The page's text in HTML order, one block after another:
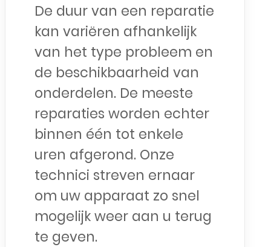
De duur van een reparatie
kan variëren afhankelijk
van het type probleem en
de beschikbaarheid van
onderdelen. De meeste
reparaties worden echter
binnen één tot enkele
uren afgerond. Onze
technici streven ernaar
om uw apparaat zo snel
mogelijk weer aan u terug
te geven.